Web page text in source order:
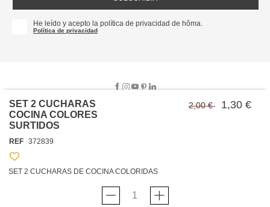
SET 2 CUCHARAS
COCINA COLORES
SURTIDOS
2,00 € 1,30 €
REF 372839
SET 2 CUCHARAS DE COCINA COLORIDAS
He leído y acepto la política de privacidad de hôma.
Política de privacidad
TRABAJA CON NOSOTROS
SOSTENIBILIDAD
POLÍTICAS
PROTECCIÓN DE DATOS